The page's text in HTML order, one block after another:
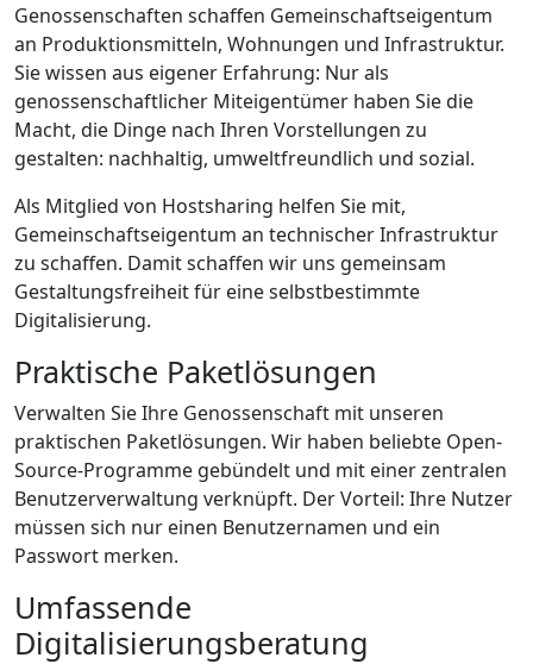
Genossenschaften schaffen Gemeinschaftseigentum
an Produktionsmitteln, Wohnungen und Infrastruktur.
Sie wissen aus eigener Erfahrung: Nur als
genossenschaftlicher Miteigentümer haben Sie die
Macht, die Dinge nach Ihren Vorstellungen zu
gestalten: nachhaltig, umweltfreundlich und sozial.
Als Mitglied von Hostsharing helfen Sie mit,
Gemeinschaftseigentum an technischer Infrastruktur
zu schaffen. Damit schaffen wir uns gemeinsam
Gestaltungsfreiheit für eine selbstbestimmte
Digitalisierung.
Praktische Paketlösungen
Verwalten Sie Ihre Genossenschaft mit unseren
praktischen Paketlösungen. Wir haben beliebte Open-
Source-Programme gebündelt und mit einer zentralen
Benutzerverwaltung verknüpft. Der Vorteil: Ihre Nutzer
müssen sich nur einen Benutzernamen und ein
Passwort merken.
Umfassende
Digitalisierungsberatung